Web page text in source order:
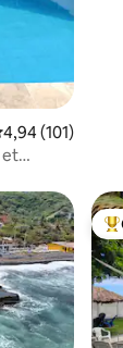
4,94 (101)
et